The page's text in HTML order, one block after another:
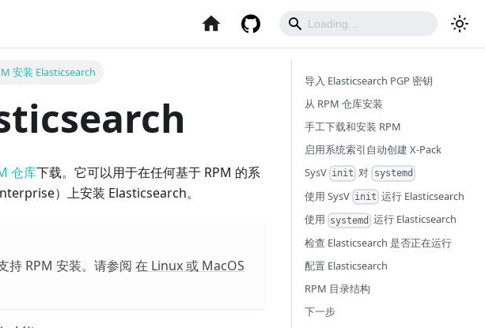
安装 Elasticsearch
仓库下载。它可以用于在任何基于 RPM 的系
）上安装 Elasticsearch。
持 RPM 安装。请参阅 在 Linux 或 MacOS
导入 Elasticsearch PGP 密钥
从 RPM 仓库安装
手工下载和安装 RPM
启用系统索引自动创建 X-Pack
SysV init 对 systemd
使用 SysV init 运行 Elasticsearch
使用 systemd 运行 Elasticsearch
检查 Elasticsearch 是否正在运行
配置 Elasticsearch
RPM 目录结构
下一步